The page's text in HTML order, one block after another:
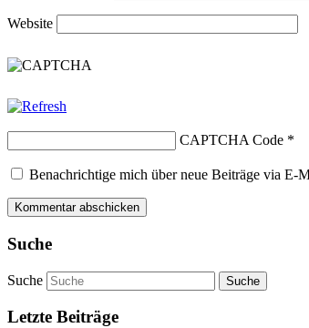
Website
CAPTCHA Code *
Benachrichtige mich über neue Beiträge via E-
Suche
Suche
Letzte Beiträge